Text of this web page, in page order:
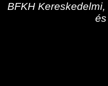
BFKH